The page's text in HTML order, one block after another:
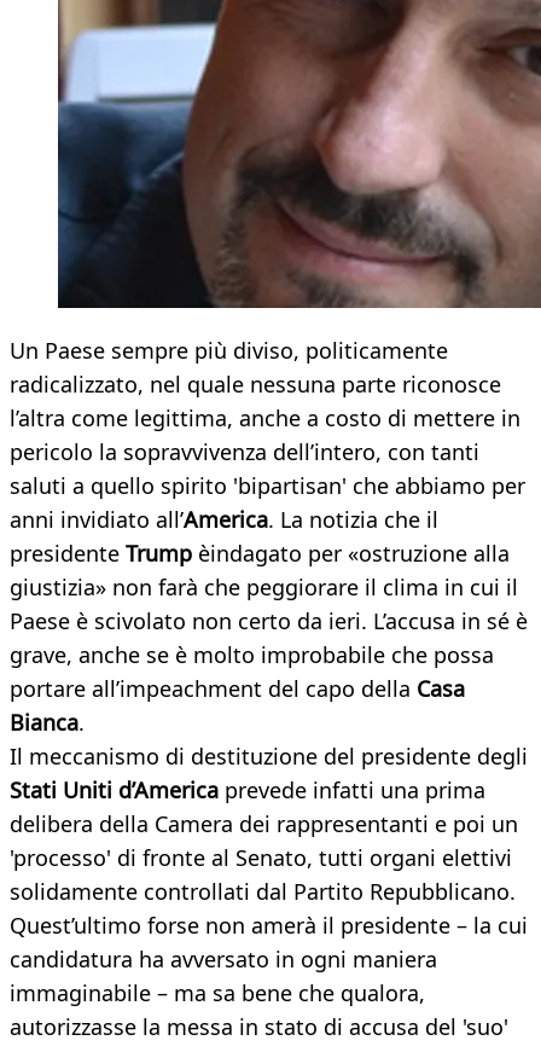
Un Paese sempre più diviso, politicamente
radicalizzato, nel quale nessuna parte riconosce
l’altra come legittima, anche a costo di mettere in
pericolo la sopravvivenza dell’intero, con tanti
saluti a quello spirito 'bipartisan' che abbiamo per
anni invidiato all’America. La notizia che il
presidente Trump èindagato per «ostruzione alla
giustizia» non farà che peggiorare il clima in cui il
Paese è scivolato non certo da ieri. L’accusa in sé è
grave, anche se è molto improbabile che possa
portare all’impeachment del capo della Casa
Bianca.
Il meccanismo di destituzione del presidente degli
Stati Uniti d’America prevede infatti una prima
delibera della Camera dei rappresentanti e poi un
'processo' di fronte al Senato, tutti organi elettivi
solidamente controllati dal Partito Repubblicano.
Quest’ultimo forse non amerà il presidente – la cui
candidatura ha avversato in ogni maniera
immaginabile – ma sa bene che qualora,
autorizzasse la messa in stato di accusa del 'suo'